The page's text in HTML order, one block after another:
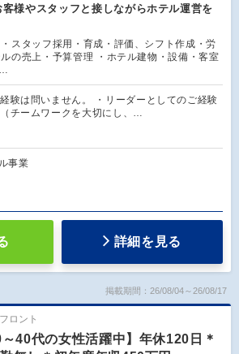
客様やスタッフと接しながらホテル運営を
・スタッフ採用・育成・評価、シフト作成・労
の売上・予算管理 ・ホテル建物・設備・客室
経験は問いません。 ・リーダーとしてのご経験
チームワークを大切にし、…
事業
詳細を見る
掲載期間：26/08/04～26/08/17
ロント
40代の女性活躍中】年休120日＊